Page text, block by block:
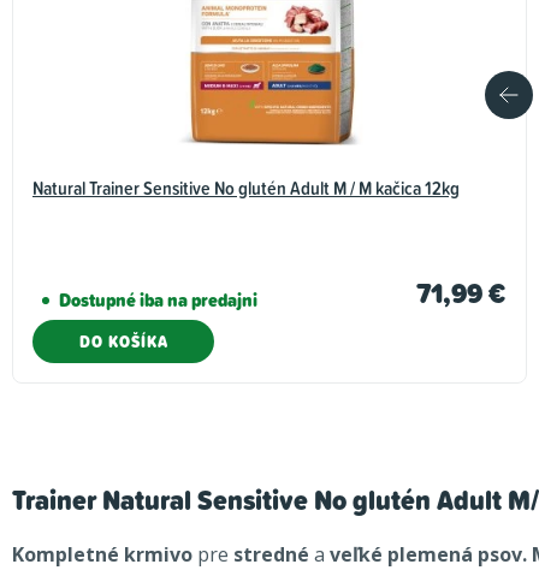
Natural Trainer Sensitive No glutén Adult M / M kačica 12kg
Dostupné iba na predajni 71,99 €
DO KOŠÍKA
Trainer Natural Sensitive No glutén Adult
Kompletné krmivo pre stredné a veľké plemená psov.